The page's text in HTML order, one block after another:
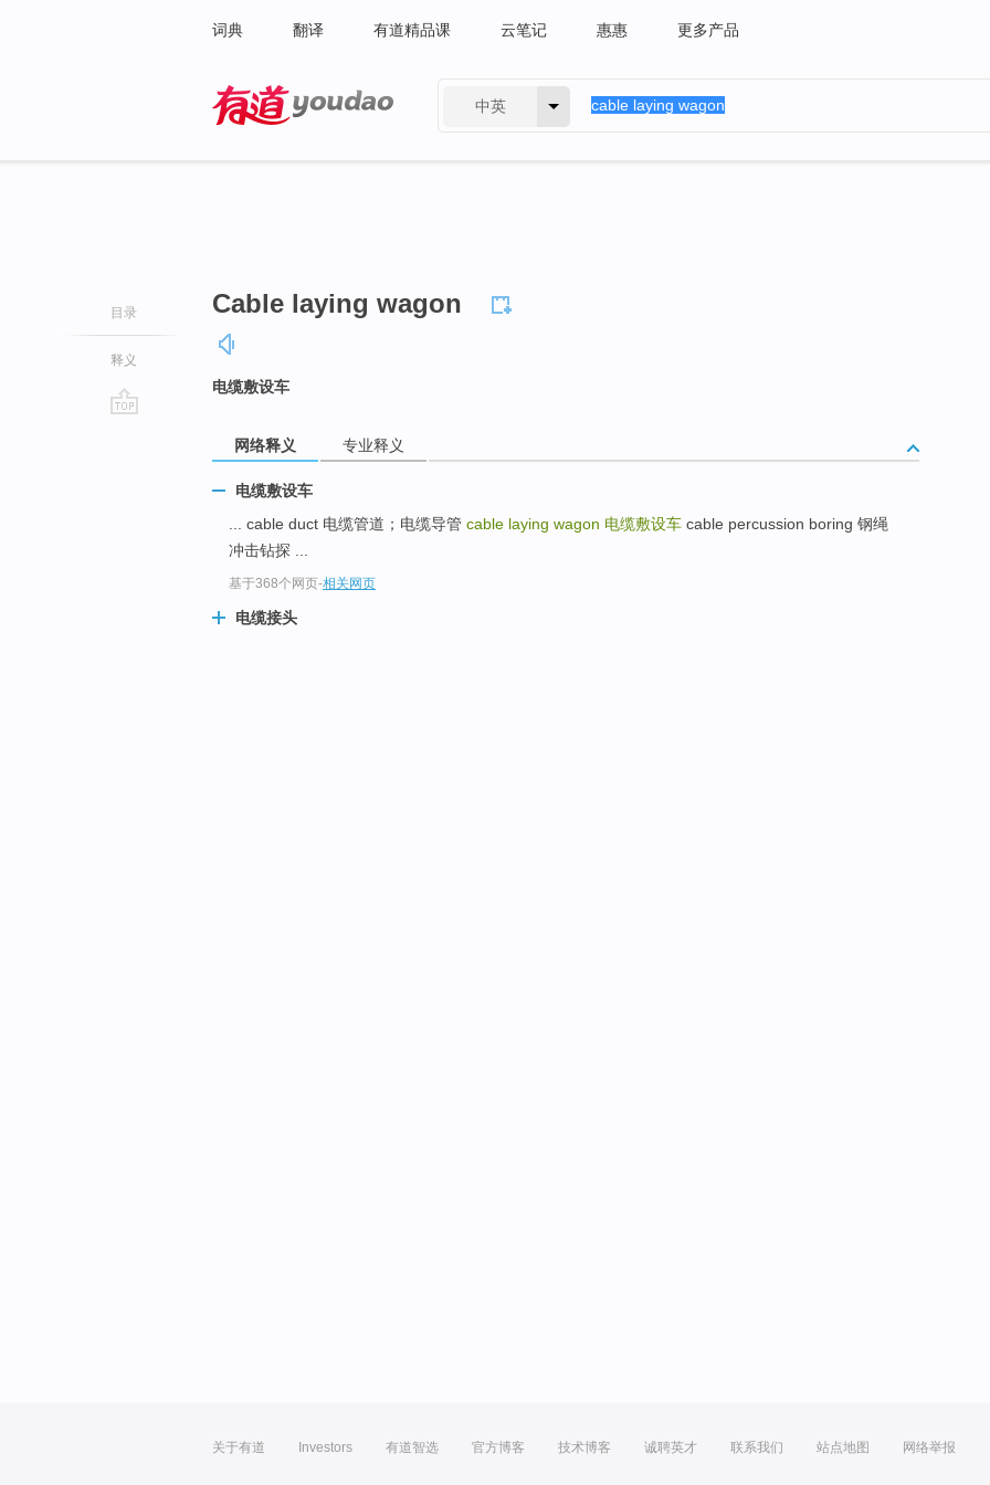
词典 翻译 有道精品课 云笔记 惠惠 更多产品
中英
目录
释义
Cable laying wagon
电缆敷设车
网络释义 专业释义
电缆敷设车
... cable duct 电缆管道；电缆导管 cable laying wagon 电缆敷设车 cable percussion boring 钢绳
冲击钻探 ...
基于368个网页-相关网页
电缆接头
关于有道 Investors 有道智选 官方博客 技术博客 诚聘英才 联系我们 站点地图 网络举报